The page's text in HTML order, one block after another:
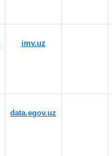
imv.uz
data.egov.uz